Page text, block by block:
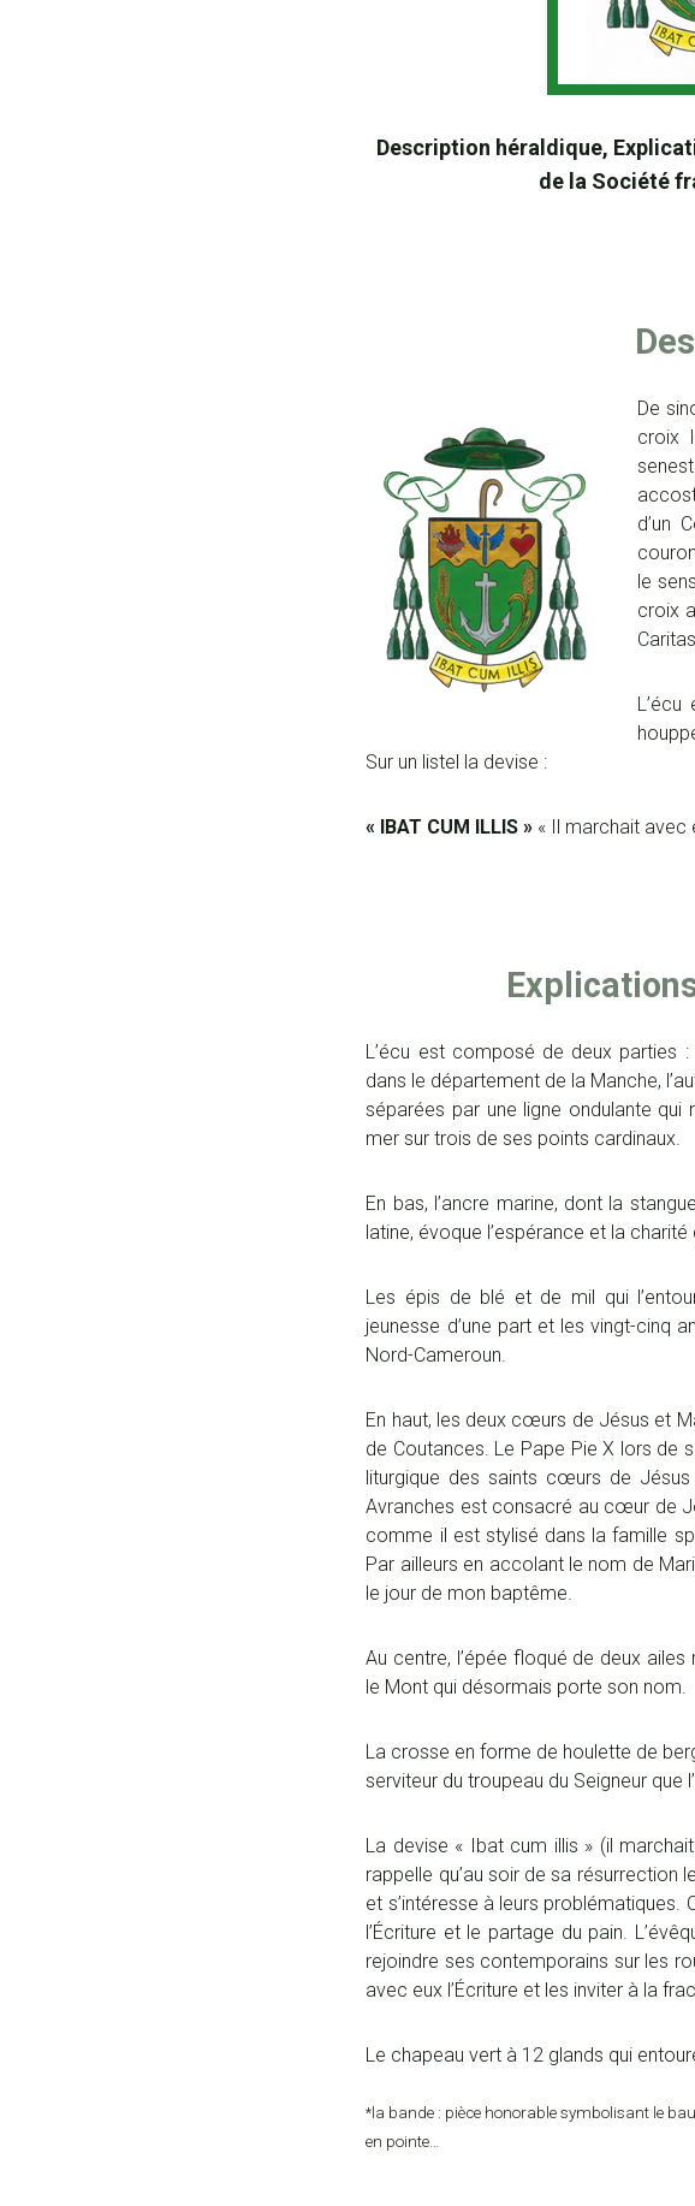
Description héraldique,
de la Société
De
croix
d’un
le
croix
Sur un listel la devise :
« IBAT CUM ILLIS » « Il marchait avec
L’écu est composé de deux parties
dans le département de la Manche,
séparées par une ligne ondulante
mer sur trois de ses points cardinaux.
En bas, l’ancre marine, dont la
latine, évoque l’espérance et la
Les épis de blé et de mil qui
jeunesse d’une part et les vingt-cinq
Nord-Cameroun.
En haut, les deux cœurs de Jésus et
de Coutances. Le Pape Pie X lors de
liturgique des saints cœurs de
Avranches est consacré au cœur de
comme il est stylisé dans la famille
Par ailleurs en accolant le nom de
le jour de mon baptême.
Au centre, l’épée floqué de deux
le Mont qui désormais porte son nom.
La crosse en forme de houlette de
serviteur du troupeau du Seigneur que
La devise « Ibat cum illis » (il
rappelle qu’au soir de sa résurrection
et s’intéresse à leurs problématiques.
l’Écriture et le partage du pain.
rejoindre ses contemporains sur les
avec eux l’Écriture et les inviter à la
Le chapeau vert à 12 glands qui
*la bande : pièce honorable symbolisant le
en pointe…